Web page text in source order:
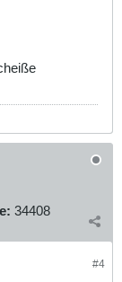
34408
#4